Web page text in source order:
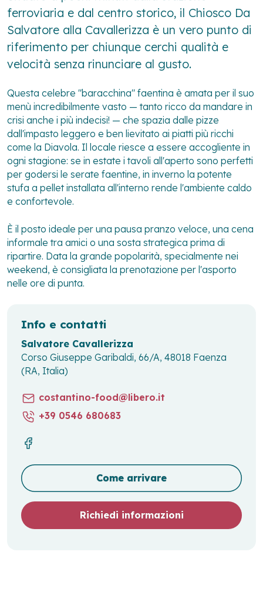
ferroviaria e dal centro storico, il Chiosco Da
Salvatore alla Cavallerizza è un vero punto di
riferimento per chiunque cerchi qualità e
velocità senza rinunciare al gusto.
Questa celebre "baracchina" faentina è amata per il suo
menù incredibilmente vasto — tanto ricco da mandare in
crisi anche i più indecisi! — che spazia dalle pizze
dall'impasto leggero e ben lievitato ai piatti più ricchi
come la Diavola. Il locale riesce a essere accogliente in
ogni stagione: se in estate i tavoli all'aperto sono perfetti
per godersi le serate faentine, in inverno la potente
stufa a pellet installata all'interno rende l'ambiente caldo
e confortevole.
È il posto ideale per una pausa pranzo veloce, una cena
informale tra amici o una sosta strategica prima di
ripartire. Data la grande popolarità, specialmente nei
weekend, è consigliata la prenotazione per l'asporto
nelle ore di punta.
Info e contatti
Salvatore Cavallerizza
Corso Giuseppe Garibaldi, 66/A, 48018 Faenza
(RA, Italia)
costantino-food@libero.it
+39 0546 680683
Come arrivare
Richiedi informazioni